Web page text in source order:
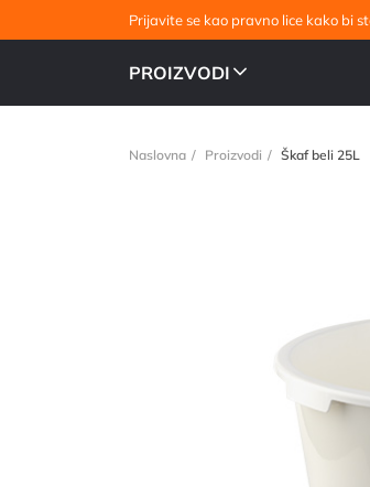
Prijavite se kao pravno lice kako bi
PROIZVODI
Naslovna Proizvodi Škaf beli 25L